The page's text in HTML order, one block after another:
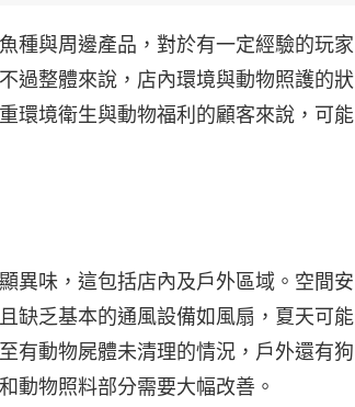
種與周邊產品，對於有一定經驗的玩家
過整體來說，店內環境與動物照護的狀
環境衛生與動物福利的顧客來說，可能
異味，這包括店內及戶外區域。空間安
缺乏基本的通風設備如風扇，夏天可能
有動物屍體未清理的情況，戶外還有狗
動物照料部分需要大幅改善。